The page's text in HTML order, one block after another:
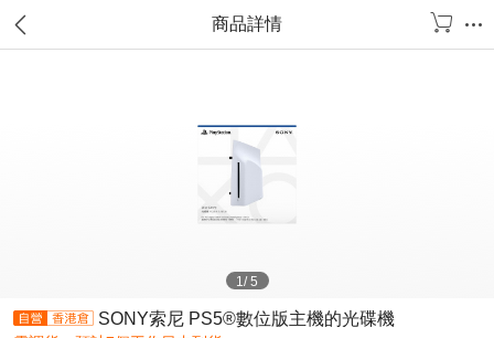
商品詳情
1/5
SONY索尼 PS5®數位版主機的光碟機